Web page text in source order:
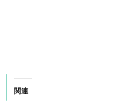
関連